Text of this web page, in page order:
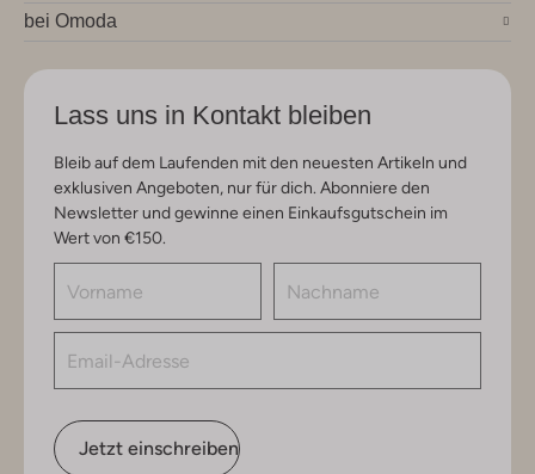
bei Omoda
Lass uns in Kontakt bleiben
Bleib auf dem Laufenden mit den neuesten Artikeln und
exklusiven Angeboten, nur für dich. Abonniere den
Newsletter und gewinne einen Einkaufsgutschein im
Wert von €150.
Jetzt einschreiben